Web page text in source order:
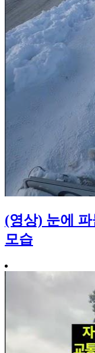
(영상) 눈에
모습